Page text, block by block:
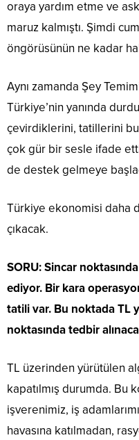
oraya yardım etme ve
maruz kalmıştı. Şimdi
öngörüsünün ne kadar
Aynı zamanda Şey
Türkiye’nin yanında
çevirdiklerini, tatillerini
çok gür bir sesle ifade
de destek gelmeye
Türkiye ekonomisi daha
çıkacak.
SORU: Sincar
ediyor. Bir kara
tatili var. Bu noktada TL
noktasında tedbir
TL üzerinden yürütülen
kapatılmış durumda. Bu
işverenimiz, iş
havasına katılmadan,